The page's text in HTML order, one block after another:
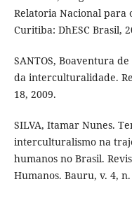
Relatoria Nacional para
Curitiba: DhESC Brasil,
SANTOS, Boaventura
da interculturalidade.
18, 2009.
SILVA, Itamar Nunes.
interculturalismo na
humanos no Brasil.
Humanos. Bauru, v. 4,